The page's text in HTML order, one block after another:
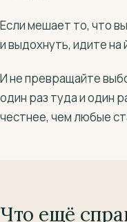
Если мешает то, что
и выдохнуть, идите
И не превращайте
один раз туда и один
честнее, чем любые
Что ещё